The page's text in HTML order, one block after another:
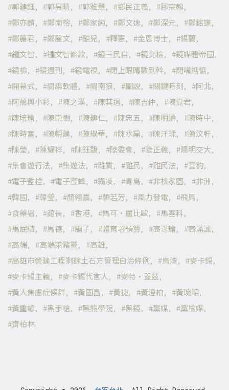
郭建鈺
郭昱晴 郭雅慧 鄉民正義
鄒宗翰
鄭亦麟
鄭南榕 鄭家純 鄭文逸 鄭深元
鄭銘謙
鄭麗君
鄭麗文 酷兒 釋憲 金恩博士
錫蘭
鍾文智
鍾文智條款 鏡三民自 鏡北檢
鏡媒體帝國
鏡檢
鏡週刊 鏡電視 閉上眼睛數到幹
閉嘴惦惦
開幕式
間諜軟體 閩南狼 關說 關鍵時刻
阿北
阿薰與小彩
陳之漢 陳其邁 陳吉仲
陳嘉君
陳培瑜
陳崇樹 陳建仁 陳忠五 陳明通
陳時中
陳時奮
陳朝建 陳椒華 陳水扁 陳汘瑈
陳汶軒
陳瑩
陳耀祥 陳鈺馥 陸委會 陸正義
陽明交大
集會遊行法
集遊法 雜質 難民 難民法
雲豹
電子監控
電子蜜蜂 霸凌 青鳥 非核家園
非洲
韓國
韓瑩 顏翎熹 顏若芳 風力發電
飛馬
食藥署
館長 香港 馬可·盧比歐
馬塞科
馬屁精
馬德 騙子 體育署預算 高嘉瑜
高涌誠
高端
高端萊豬黨
高雄
高雄市營建工程剩餘土石方管理自治條例
鳥渣
麥卡錫
麥卡錫主義
麥卡錫代言人
麥特·蓋茲
黃人焦慮症候群
黃國昌 黃捷 黃澄柏
黃琬珺
黃重諺
黑手槍 黑熊學院 黑鏡 黨媒
黨檢媒
齊柏林